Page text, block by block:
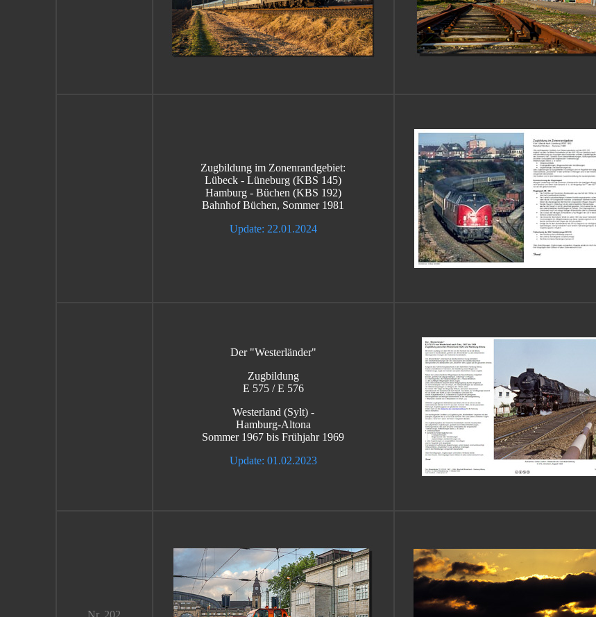
Zugbildung im Zonenrandgebiet:
Lübeck - Lüneburg (KBS 145)
Hamburg - Büchen (KBS 192)
Bahnhof Büchen, Sommer 1981
Update: 22.01.2024
Der "Westerländer"
Zugbildung
E 575 / E 576
Westerland (Sylt) -
Hamburg-Altona
Sommer 1967 bis Frühjahr 1969
Update: 01.02.2023
Nr. 202